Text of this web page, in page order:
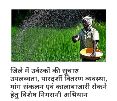
जिले में उर्वरकों की सुचारु
उपलब्धता, पारदर्शी वितरण व्यवस्था,
मांग संकलन एवं कालाबाजारी रोकने
हेतु विशेष निगरानी अभियान